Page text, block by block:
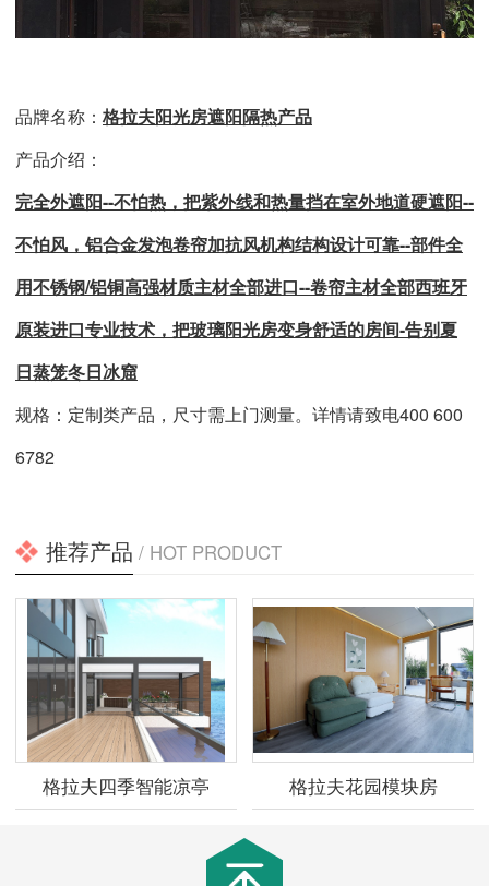
品牌名称： 格拉夫阳光房遮阳隔热产品
产品介绍：
完全外遮阳--不怕热，把紫外线和热量挡在室外地道硬遮阳--
不怕风，铝合金发泡卷帘加抗风机构结构设计可靠--部件全
用不锈钢/铝铜高强材质主材全部进口--卷帘主材全部西班牙
原装进口专业技术， 把玻璃阳光房变身舒适的房间-告别夏
日蒸笼冬日冰窟
规格：定制类产品，尺寸需上门测量。详情请致电400 600
6782
推荐产品 / HOT PRODUCT
格拉夫四季智能凉亭 格拉夫花园模块房